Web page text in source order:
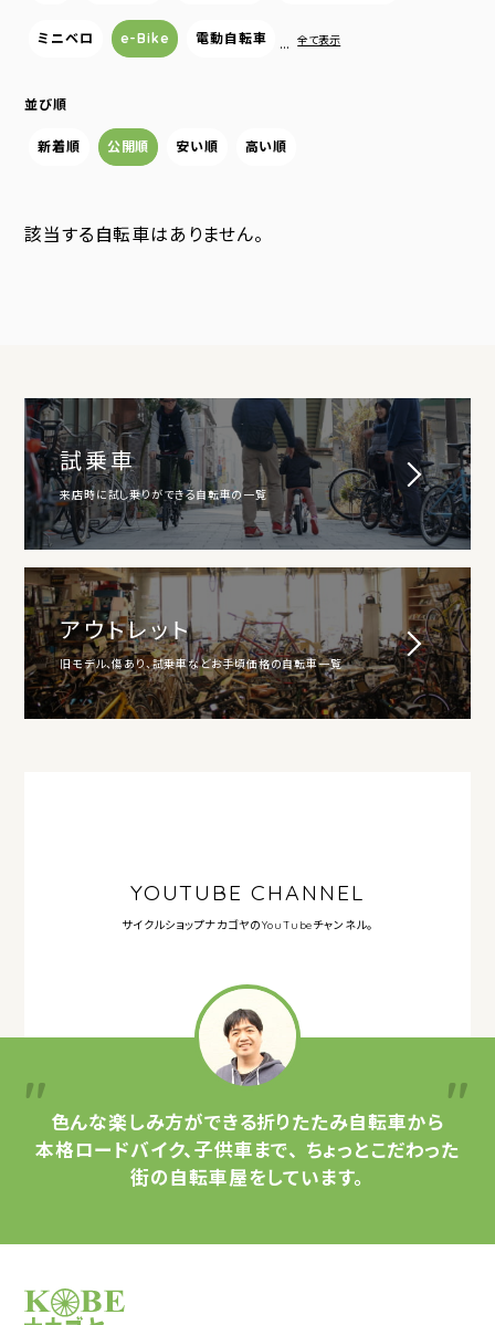
ミニベロ e-Bike 電動自転車 … 全て表示
並び順
新着順 公開順 安い順 高い順
該当する自転車はありません。
試乗車
来店時に試し乗りができる自転車の一覧
アウトレット
旧モデル、傷あり、試乗車などお手頃価格の自転車一覧
YOUTUBE CHANNEL
サイクルショップナカゴヤのYouTubeチャンネル。
色んな楽しみ方ができる折りたたみ自転車から
本格ロードバイク、子供車まで、 ちょっとこだわった
街の自転車屋をしています。
サイクルショップナカゴヤ